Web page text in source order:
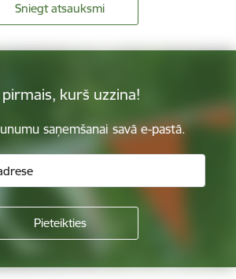
Sniegt atsauksmi
pirmais, kurš uzzina!
saņemšanai savā e-pastā.